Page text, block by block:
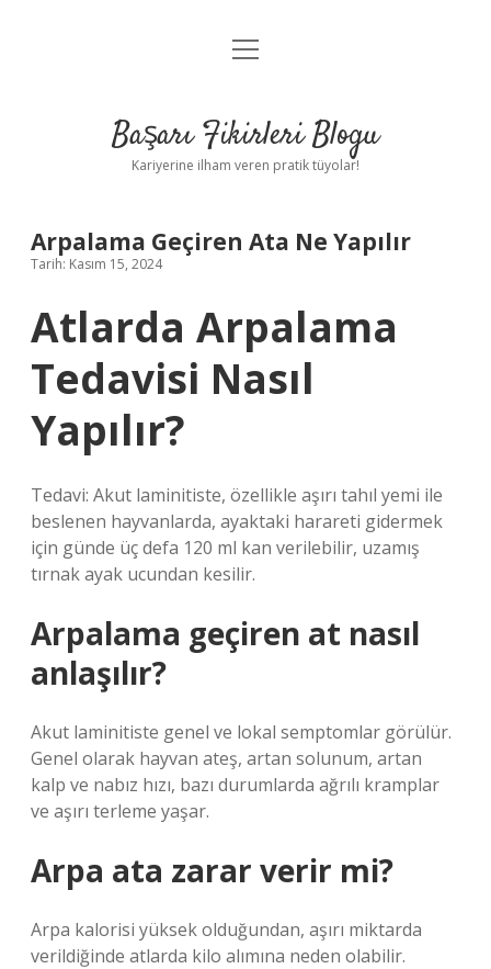
Anasayfa
Yasal Uyarı
menüyü
Başarı Fikirleri Blogu
Kariyerine ilham veren pratik tüyolar!
Arpalama Geçiren Ata Ne Yapılır
Tarih: Kasım 15, 2024
Atlarda Arpalama
Tedavisi Nasıl
Yapılır?
Tedavi: Akut laminitiste, özellikle aşırı tahıl yemi ile
beslenen hayvanlarda, ayaktaki harareti gidermek
için günde üç defa 120 ml kan verilebilir, uzamış
tırnak ayak ucundan kesilir.
Arpalama geçiren at nasıl
anlaşılır?
Akut laminitiste genel ve lokal semptomlar görülür.
Genel olarak hayvan ateş, artan solunum, artan
kalp ve nabız hızı, bazı durumlarda ağrılı kramplar
ve aşırı terleme yaşar.
Arpa ata zarar verir mi?
Arpa kalorisi yüksek olduğundan, aşırı miktarda
verildiğinde atlarda kilo alımına neden olabilir.